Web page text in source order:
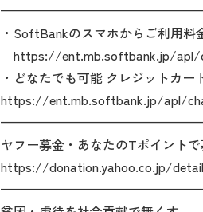
・SoftBankのスマホからご利用料
https://ent.mb.softbank.jp/
・どなたでも可能 クレジットカー
https://ent.mb.softbank.jp/apl/
ヤフー募金・あなたのTポイント
https://donation.yahoo.co.jp/